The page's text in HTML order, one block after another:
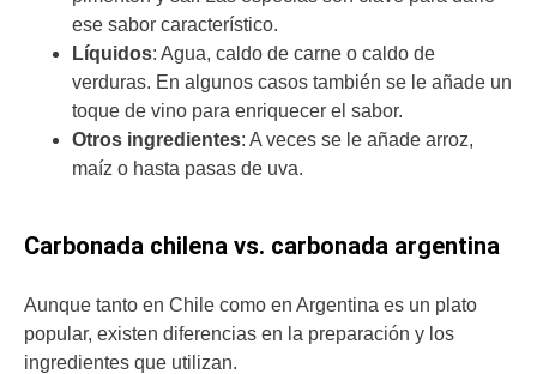
ese sabor característico.
Líquidos: Agua, caldo de carne o caldo de
verduras. En algunos casos también se le añade un
toque de vino para enriquecer el sabor.
Otros ingredientes: A veces se le añade arroz,
maíz o hasta pasas de uva.
Carbonada chilena vs. carbonada argentina
Aunque tanto en Chile como en Argentina es un plato
popular, existen diferencias en la preparación y los
ingredientes que utilizan.